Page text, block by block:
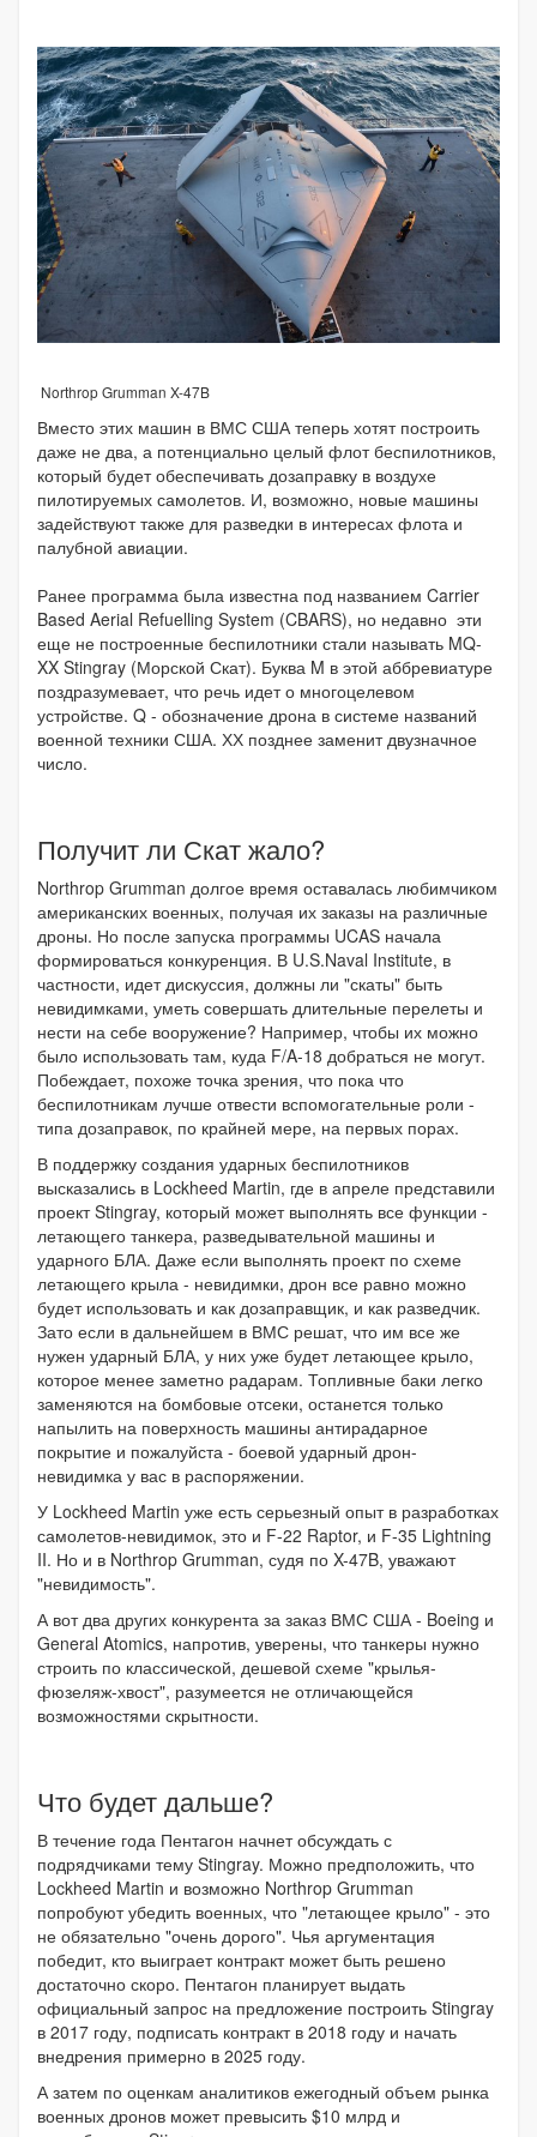
Northrop Grumman X-47B
Вместо этих машин в ВМС США теперь хотят построить
даже не два, а потенциально целый флот беспилотников,
который будет обеспечивать дозаправку в воздухе
пилотируемых самолетов. И, возможно, новые машины
задействуют также для разведки в интересах флота и
палубной авиации.
Ранее программа была известна под названием Carrier
Based Aerial Refuelling System (CBARS), но недавно эти
еще не построенные беспилотники стали называть MQ-
XX Stingray (Морской Скат). Буква M в этой аббревиатуре
поздразумевает, что речь идет о многоцелевом
устройстве. Q - обозначение дрона в системе названий
военной техники США. ХХ позднее заменит двузначное
число.
Получит ли Скат жало?
Northrop Grumman долгое время оставалась любимчиком
американских военных, получая их заказы на различные
дроны. Но после запуска программы UCAS начала
формироваться конкуренция. В U.S.Naval Institute, в
частности, идет дискуссия, должны ли "скаты" быть
невидимками, уметь совершать длительные перелеты и
нести на себе вооружение? Например, чтобы их можно
было использовать там, куда F/A-18 добраться не могут.
Побеждает, похоже точка зрения, что пока что
беспилотникам лучше отвести вспомогательные роли -
типа дозаправок, по крайней мере, на первых порах.
В поддержку создания ударных беспилотников
высказались в Lockheed Martin, где в апреле представили
проект Stingray, который может выполнять все функции -
летающего танкера, разведывательной машины и
ударного БЛА. Даже если выполнять проект по схеме
летающего крыла - невидимки, дрон все равно можно
будет использовать и как дозаправщик, и как разведчик.
Зато если в дальнейшем в ВМС решат, что им все же
нужен ударный БЛА, у них уже будет летающее крыло,
которое менее заметно радарам. Топливные баки легко
заменяются на бомбовые отсеки, останется только
напылить на поверхность машины антирадарное
покрытие и пожалуйста - боевой ударный дрон-
невидимка у вас в распоряжении.
У Lockheed Martin уже есть серьезный опыт в разработках
самолетов-невидимок, это и F-22 Raptor, и F-35 Lightning
II. Но и в Northrop Grumman, судя по X-47B, уважают
"невидимость".
А вот два других конкурента за заказ ВМС США - Boeing и
General Atomics, напротив, уверены, что танкеры нужно
строить по классической, дешевой схеме "крылья-
фюзеляж-хвост", разумеется не отличающейся
возможностями скрытности.
Что будет дальше?
В течение года Пентагон начнет обсуждать с
подрядчиками тему Stingray. Можно предположить, что
Lockheed Martin и возможно Northrop Grumman
попробуют убедить военных, что "летающее крыло" - это
не обязательно "очень дорого". Чья аргументация
победит, кто выиграет контракт может быть решено
достаточно скоро. Пентагон планирует выдать
официальный запрос на предложение построить Stingray
в 2017 году, подписать контракт в 2018 году и начать
внедрения примерно в 2025 году.
А затем по оценкам аналитиков ежегодный объем рынка
военных дронов может превысить $10 млрд и